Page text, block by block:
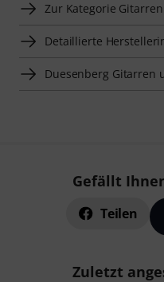
Zur Kategorie
Detaillierte
Duesenberg Gitarren
Gefällt
Teilen
Zuletzt